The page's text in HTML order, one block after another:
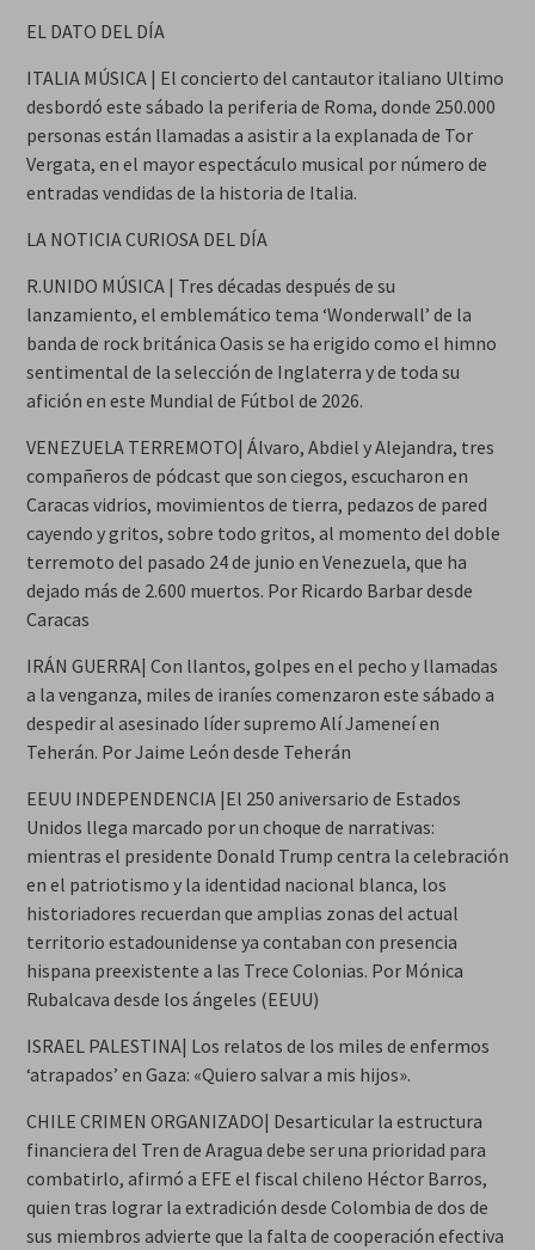
EL DATO DEL DÍA
ITALIA MÚSICA | El concierto del cantautor italiano Ultimo
desbordó este sábado la periferia de Roma, donde 250.000
personas están llamadas a asistir a la explanada de Tor
Vergata, en el mayor espectáculo musical por número de
entradas vendidas de la historia de Italia.
LA NOTICIA CURIOSA DEL DÍA
R.UNIDO MÚSICA | Tres décadas después de su
lanzamiento, el emblemático tema ‘Wonderwall’ de la
banda de rock británica Oasis se ha erigido como el himno
sentimental de la selección de Inglaterra y de toda su
afición en este Mundial de Fútbol de 2026.
VENEZUELA TERREMOTO| Álvaro, Abdiel y Alejandra, tres
compañeros de pódcast que son ciegos, escucharon en
Caracas vidrios, movimientos de tierra, pedazos de pared
cayendo y gritos, sobre todo gritos, al momento del doble
terremoto del pasado 24 de junio en Venezuela, que ha
dejado más de 2.600 muertos. Por Ricardo Barbar desde
Caracas
IRÁN GUERRA| Con llantos, golpes en el pecho y llamadas
a la venganza, miles de iraníes comenzaron este sábado a
despedir al asesinado líder supremo Alí Jameneí en
Teherán. Por Jaime León desde Teherán
EEUU INDEPENDENCIA |El 250 aniversario de Estados
Unidos llega marcado por un choque de narrativas:
mientras el presidente Donald Trump centra la celebración
en el patriotismo y la identidad nacional blanca, los
historiadores recuerdan que amplias zonas del actual
territorio estadounidense ya contaban con presencia
hispana preexistente a las Trece Colonias. Por Mónica
Rubalcava desde los ángeles (EEUU)
ISRAEL PALESTINA| Los relatos de los miles de enfermos
‘atrapados’ en Gaza: «Quiero salvar a mis hijos».
CHILE CRIMEN ORGANIZADO| Desarticular la estructura
financiera del Tren de Aragua debe ser una prioridad para
combatirlo, afirmó a EFE el fiscal chileno Héctor Barros,
quien tras lograr la extradición desde Colombia de dos de
sus miembros advierte que la falta de cooperación efectiva